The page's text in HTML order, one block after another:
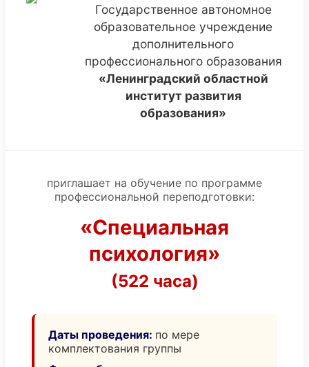
Государственное автономное
образовательное учреждение
дополнительного
профессионального образования
«Ленинградский областной
институт развития
образования»
приглашает на обучение по программе
профессиональной переподготовки:
«Специальная
психология»
(522 часа)
Даты проведения: по мере
комплектования группы